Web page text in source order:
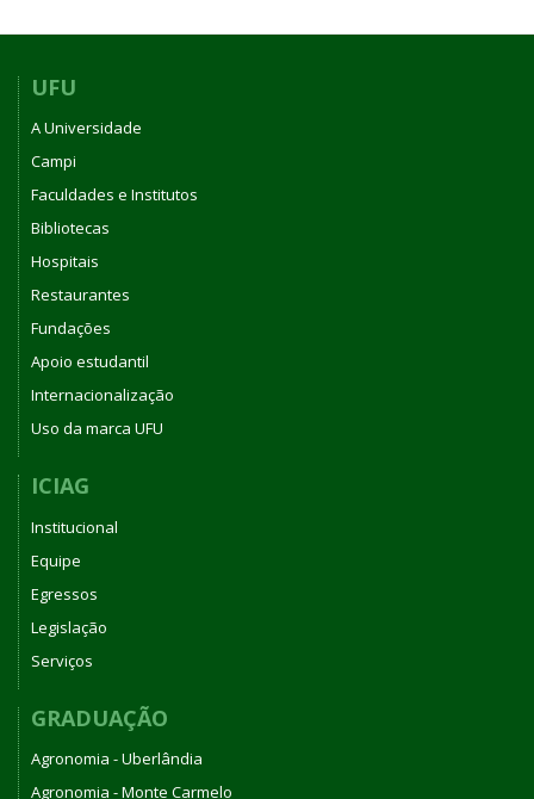
UFU
A Universidade
Campi
Faculdades e Institutos
Bibliotecas
Hospitais
Restaurantes
Fundações
Apoio estudantil
Internacionalização
Uso da marca UFU
ICIAG
Institucional
Equipe
Egressos
Legislação
Serviços
GRADUAÇÃO
Agronomia - Uberlândia
Agronomia - Monte Carmelo